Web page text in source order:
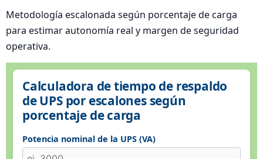
Metodología escalonada según porcentaje de carga
para estimar autonomía real y margen de seguridad
operativa.
Calculadora de tiempo de respaldo
de UPS por escalones según
porcentaje de carga
Potencia nominal de la UPS (VA)